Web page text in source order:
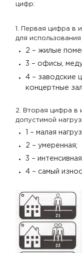
цифр:
1. Первая цифра в
для
2 – жилые
3 – офисы,
4 – заводские
концертные
2. Вторая цифра в
допустимой
1 – малая
2 – умеренная;
3 –
4 – самый